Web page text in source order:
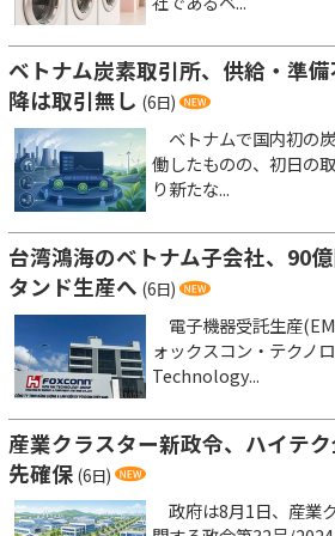
ベトナム炭素取引所、供給・準
降は取引無し (6日)
ベトナムで国内初の
働したものの、初日の
り新たな...
台湾鴻海のベトナム子会社、90
タンド生産へ (6日)
電子機器受託生産
ォックスコン・テクノ
Technology...
産業クラスター新政令、ハイテ
先確保 (6日)
政府は8月1日、産業